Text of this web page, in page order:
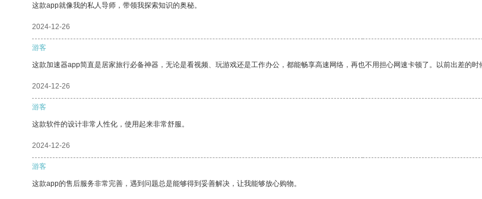
这款app就像我的私人导师，带领我探索知识的奥秘。
2024-12-26
游客
这款加速器app简直是居家旅行必备神器，无论是看视频、玩游戏还是工作办公，都能畅享高速网络，再也不用担心网速卡顿了。以前出差的
2024-12-26
游客
这款软件的设计非常人性化，使用起来非常舒服。
2024-12-26
游客
这款app的售后服务非常完善，遇到问题总是能够得到妥善解决，让我能够放心购物。